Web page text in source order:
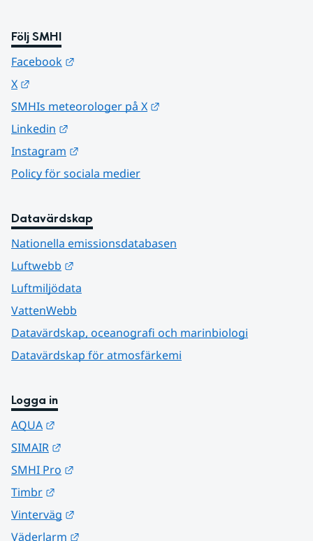
Följ SMHI
Facebook
X
SMHIs meteorologer på X
Linkedin
Instagram
Policy för sociala medier
Datavärdskap
Nationella emissionsdatabasen
Luftwebb
Luftmiljödata
VattenWebb
Datavärdskap, oceanografi och marinbiologi
Datavärdskap för atmosfärkemi
Logga in
AQUA
SIMAIR
SMHI Pro
Timbr
Vinterväg
Väderlarm